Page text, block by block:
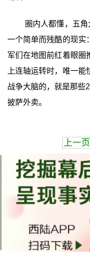
圈内人都懂，五
一个简单而残酷的现实
军们在地图前红着眼圈
上连轴运转时，唯一能
战争大脑的，就是那些
披萨外卖。
上一页